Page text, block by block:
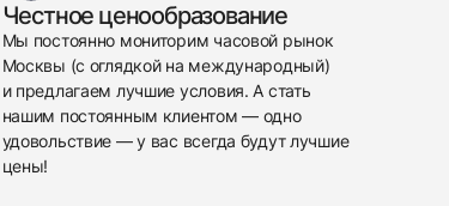
Честное ценообразование
Мы постоянно мониторим часовой рынок
Москвы (с оглядкой на международный)
и предлагаем лучшие условия. А стать
нашим постоянным клиентом — одно
удовольствие — у вас всегда будут лучшие
цены!